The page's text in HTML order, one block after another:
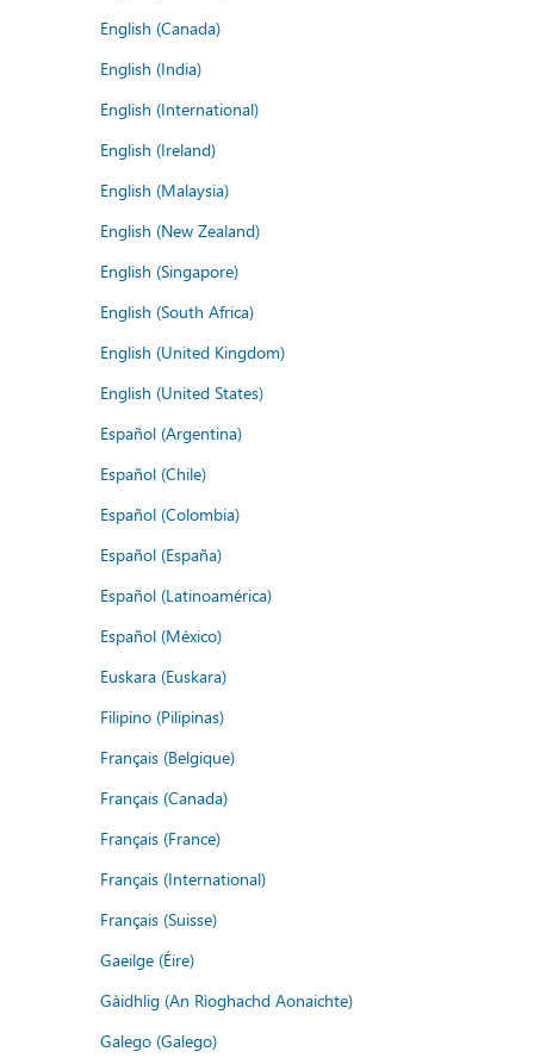
English (Canada)
English (India)
English (International)
English (Ireland)
English (Malaysia)
English (New Zealand)
English (Singapore)
English (South Africa)
English (United Kingdom)
English (United States)
Español (Argentina)
Español (Chile)
Español (Colombia)
Español (España)
Español (Latinoamérica)
Español (México)
Euskara (Euskara)
Filipino (Pilipinas)
Français (Belgique)
Français (Canada)
Français (France)
Français (International)
Français (Suisse)
Gaeilge (Éire)
Gàidhlig (An Rìoghachd Aonaichte)
Galego (Galego)